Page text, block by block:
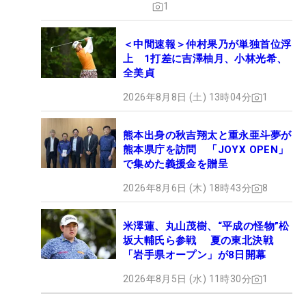
1
＜中間速報＞仲村果乃が単独首位浮
上 1打差に吉澤柚月、小林光希、
全美貞
2026年8月8日 (土) 13時04分 1
熊本出身の秋吉翔太と重永亜斗夢が
熊本県庁を訪問 「JOYX OPEN」
で集めた義援金を贈呈
2026年8月6日 (木) 18時43分 8
米澤蓮、丸山茂樹、“平成の怪物”松
坂大輔氏ら参戦 夏の東北決戦
「岩手県オープン」が8日開幕
2026年8月5日 (水) 11時30分 1